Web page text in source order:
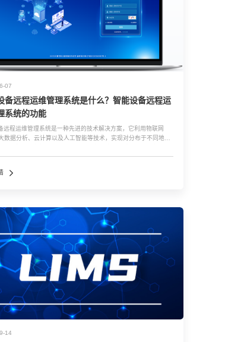
07
备远程运维管理系统是什么？智能设备远程运
系统的功能
远程运维管理系统是一种先进的技术解决方案，它利用物联网
数据分析、云计算以及人工智能等技术，实现对分布于不同地点
增多而设计，旨在提升运营效率、降低成本并确保设备稳定运
14